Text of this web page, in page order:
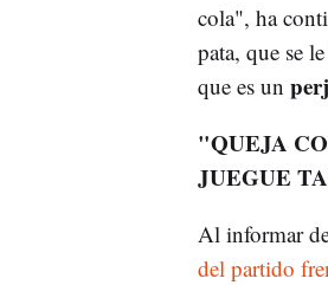
cola", ha
pata, que se
que es un
"QUEJA
JUEGUE
Al informar
del partido